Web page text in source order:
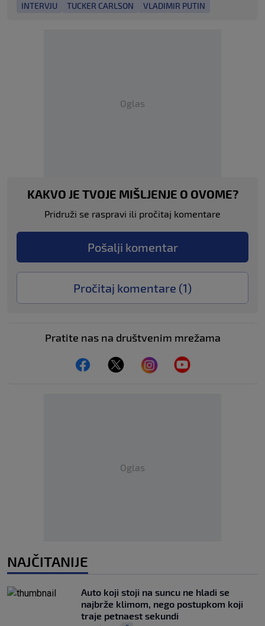
INTERVJU TUCKER CARLSON VLADIMIR PUTIN
Oglas
KAKVO JE TVOJE MIŠLJENJE O OVOME?
Pridruži se raspravi ili pročitaj komentare
Pošalji komentar
Pročitaj komentare (1)
Pratite nas na društvenim mrežama
Oglas
NAJČITANIJE
Auto koji stoji na suncu ne hladi se
najbrže klimom, nego postupkom koji
traje petnaest sekundi